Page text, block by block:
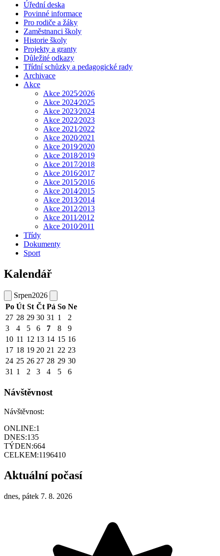
Úřední deska
Povinné informace
Pro rodiče a žáky
Zaměstnanci školy
Historie školy
Projekty a granty
Důležité odkazy
Třídní schůzky a pedagogické rady
Archivace
Akce
Akce 2025⁄2026
Akce 2024⁄2025
Akce 2023⁄2024
Akce 2022⁄2023
Akce 2021⁄2022
Akce 2020⁄2021
Akce 2019⁄2020
Akce 2018⁄2019
Akce 2017⁄2018
Akce 2016⁄2017
Akce 2015⁄2016
Akce 2014⁄2015
Akce 2013⁄2014
Akce 2012⁄2013
Akce 2011⁄2012
Akce 2010⁄2011
Třídy
Dokumenty
Sport
Kalendář
Srpen2026
Po Út St Čt Pá So Ne
27 28 29 30 31 1
2
3
4 5 6 7 8
9
10 11 12 13 14 15 16
17 18 19 20 21 22 23
24 25 26 27 28 29 30
31 1 2 3 4 5 6
Návštěvnost
Návštěvnost:
ONLINE:1
DNES:135
TÝDEN:664
CELKEM:1196410
Aktuální počasí
dnes, pátek 7. 8. 2026